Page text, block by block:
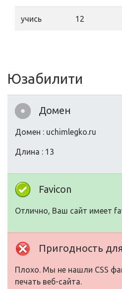
учись 12
Юзабилити
Домен
Домен : uchimlegko.ru
Длина : 13
Favicon
Отлично, Ваш сайт имеет
Пригодность
Плохо. Мы не нашли CSS
печать веб-сайта.